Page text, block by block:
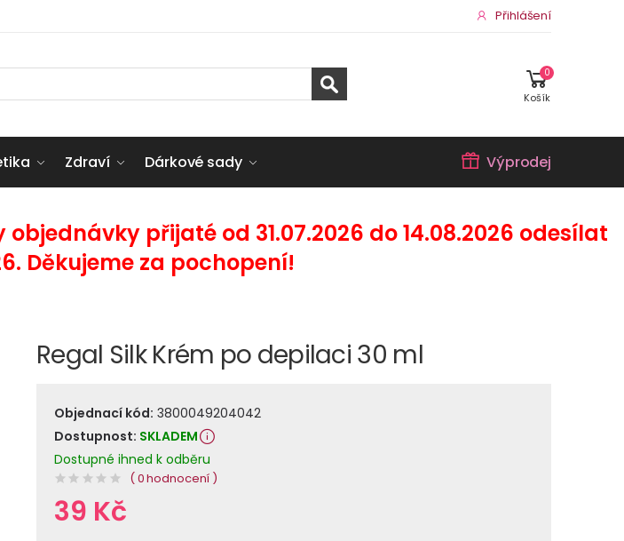
Přihlášení
0
Košík
Zdraví Dárkové sady Výprodej
přijaté od 31.07.2026 do 14.08.2026 odesílat
Děkujeme za pochopení!
Regal Silk Krém po depilaci 30 ml
Objednací kód: 3800049204042
Dostupnost: SKLADEM
Dostupné ihned k odběru
( 0 hodnocení )
39 Kč